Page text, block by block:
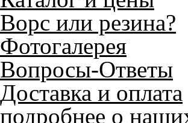
Ворс или резина?
Фотогалерея
Вопросы-Ответы
Доставка и оплата
подробнее о